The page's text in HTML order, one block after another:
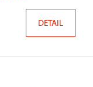
DETAIL